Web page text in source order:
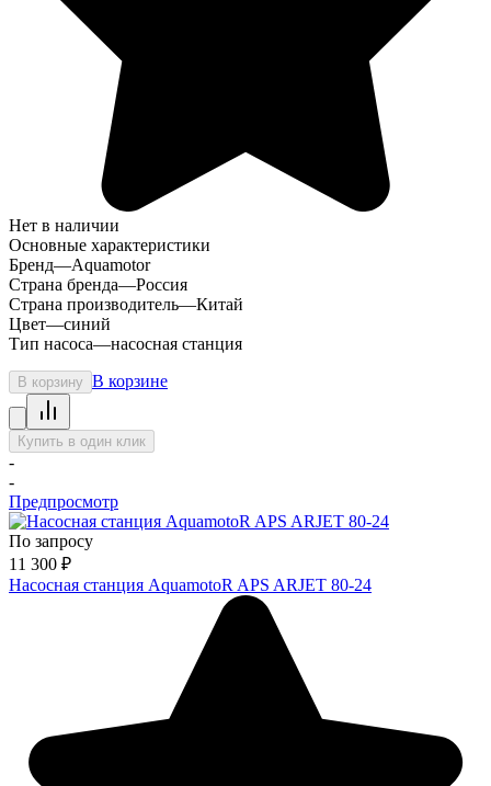
Нет в наличии
Основные характеристики
Бренд—Aquamotor
Страна бренда—Россия
Страна производитель—Китай
Цвет—синий
Тип насоса—насосная станция
В корзину В корзине
Купить в один клик
-
-
Предпросмотр
По запросу
11 300 ₽
Насосная станция AquamotoR APS ARJET 80-24